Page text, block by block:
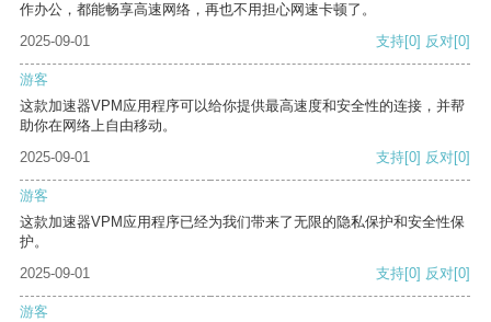
作办公，都能畅享高速网络，再也不用担心网速卡顿了。
2025-09-01
支持[0] 反对[0]
游客
这款加速器VPM应用程序可以给你提供最高速度和安全性的连接，并帮
助你在网络上自由移动。
2025-09-01
支持[0] 反对[0]
游客
这款加速器VPM应用程序已经为我们带来了无限的隐私保护和安全性保
护。
2025-09-01
支持[0] 反对[0]
游客